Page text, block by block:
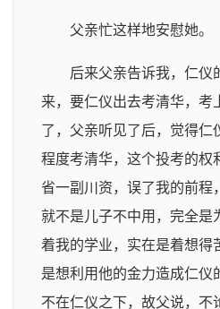
父亲忙这样地安慰她。
后来父亲告诉我，仁仪
来，要仁仪出去考清华，考
了，父亲听见了后，觉得仁
程度考清华，这个投考的权
省一副川资，误了我的前程
就不是儿子不中用，完全是
着我的学业，实在是着想得
是想利用他的金力造成仁仪
不在仁仪之下，故父说，不